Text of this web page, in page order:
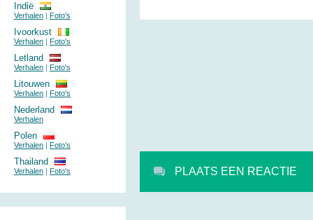
PLAATS EEN REACTIE
Indië
Verhalen | Foto's
Ivoorkust
Verhalen | Foto's
Letland
Verhalen | Foto's
Litouwen
Verhalen | Foto's
Nederland
Verhalen
Polen
Verhalen | Foto's
Thailand
Verhalen | Foto's